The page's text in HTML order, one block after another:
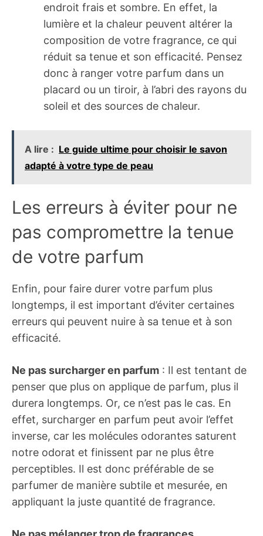
endroit frais et sombre. En effet, la
lumière et la chaleur peuvent altérer la
composition de votre fragrance, ce qui
réduit sa tenue et son efficacité. Pensez
donc à ranger votre parfum dans un
placard ou un tiroir, à l’abri des rayons du
soleil et des sources de chaleur.
A lire : Le guide ultime pour choisir le savon
adapté à votre type de peau
Les erreurs à éviter pour ne
pas compromettre la tenue
de votre parfum
Enfin, pour faire durer votre parfum plus
longtemps, il est important d’éviter certaines
erreurs qui peuvent nuire à sa tenue et à son
efficacité.
Ne pas surcharger en parfum : Il est tentant de
penser que plus on applique de parfum, plus il
durera longtemps. Or, ce n’est pas le cas. En
effet, surcharger en parfum peut avoir l’effet
inverse, car les molécules odorantes saturent
notre odorat et finissent par ne plus être
perceptibles. Il est donc préférable de se
parfumer de manière subtile et mesurée, en
appliquant la juste quantité de fragrance.